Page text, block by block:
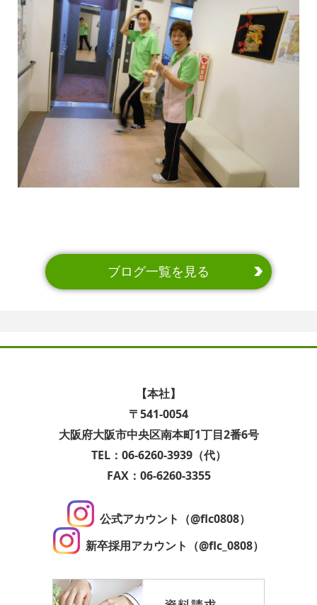
ブログ一覧を見る
【本社】
〒541-0054
大阪府大阪市中央区南本町1丁目2番6号
TEL：06-6260-3939（代）
FAX：06-6260-3355
公式アカウント（@flc0808）
新卒採用アカウント（@flc_0808）